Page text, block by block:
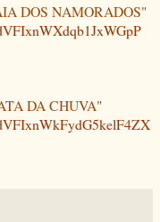
DOS NAMORADOS"
DA CHUVA"